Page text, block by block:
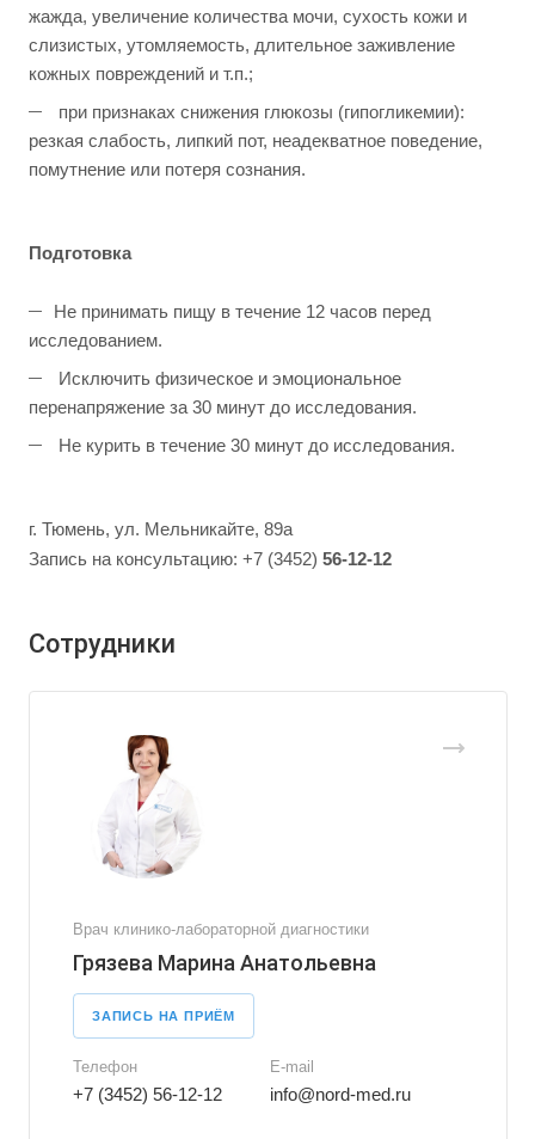
жажда, увеличение количества мочи, сухость кожи и
слизистых, утомляемость, длительное заживление
кожных повреждений и т.п.;
при признаках снижения глюкозы (гипогликемии):
резкая слабость, липкий пот, неадекватное поведение,
помутнение или потеря сознания.
Подготовка
Не принимать пищу в течение 12 часов перед
исследованием.
Исключить физическое и эмоциональное
перенапряжение за 30 минут до исследования.
Не курить в течение 30 минут до исследования.
г. Тюмень, ул. Мельникайте, 89а
Запись на консультацию: +7 (3452) 56-12-12
Сотрудники
Врач клинико-лабораторной диагностики
Грязева Марина Анатольевна
ЗАПИСЬ НА ПРИЁМ
Телефон
+7 (3452) 56-12-12
E-mail
info@nord-med.ru